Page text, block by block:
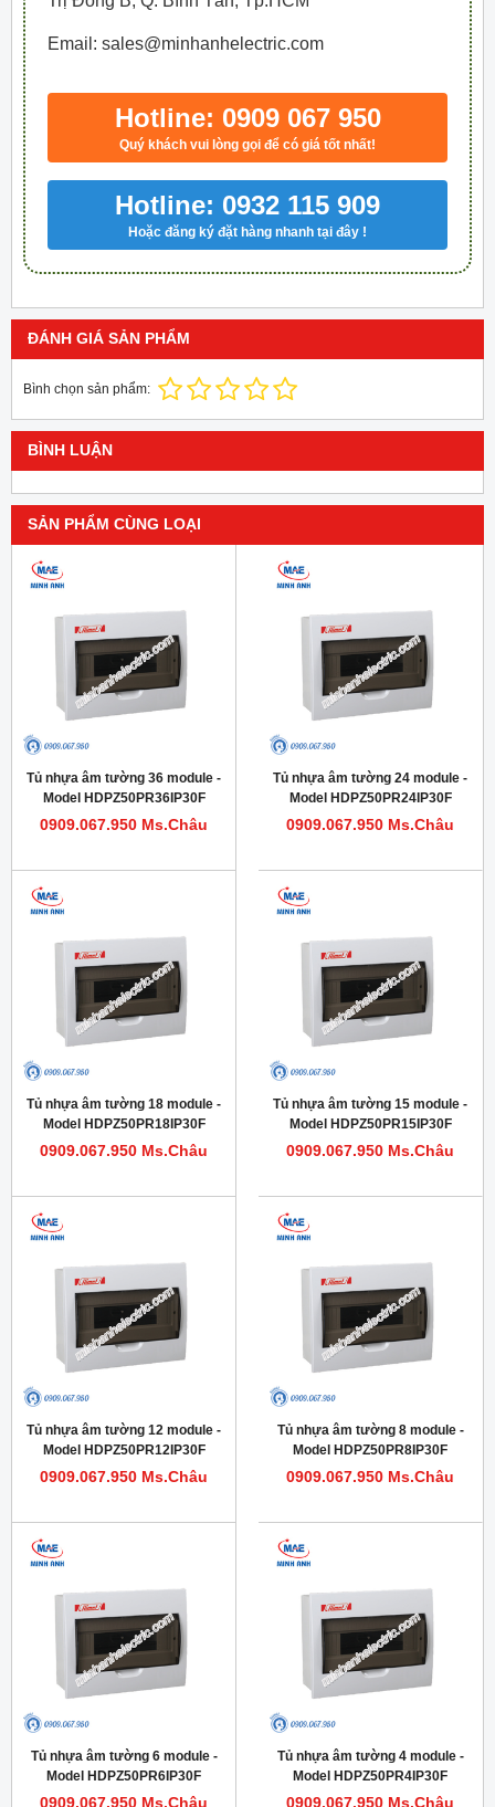
Email: sales@minhanhelectric.com
Hotline: 0909 067 950
Quý khách vui lòng gọi để có giá tốt nhất!
Hotline: 0932 115 909
Hoặc đăng ký đặt hàng nhanh tại đây !
ĐÁNH GIÁ SẢN PHẨM
Bình chọn sản phẩm:
BÌNH LUẬN
SẢN PHẨM CÙNG LOẠI
Tủ nhựa âm tường 36 module -
Model HDPZ50PR36IP30F
0909.067.950 Ms.Châu
Tủ nhựa âm tường 24 module -
Model HDPZ50PR24IP30F
0909.067.950 Ms.Châu
Tủ nhựa âm tường 18 module -
Model HDPZ50PR18IP30F
0909.067.950 Ms.Châu
Tủ nhựa âm tường 15 module -
Model HDPZ50PR15IP30F
0909.067.950 Ms.Châu
Tủ nhựa âm tường 12 module -
Model HDPZ50PR12IP30F
0909.067.950 Ms.Châu
Tủ nhựa âm tường 8 module -
Model HDPZ50PR8IP30F
0909.067.950 Ms.Châu
Tủ nhựa âm tường 6 module -
Model HDPZ50PR6IP30F
0909.067.950 Ms.Châu
Tủ nhựa âm tường 4 module -
Model HDPZ50PR4IP30F
0909.067.950 Ms.Châu